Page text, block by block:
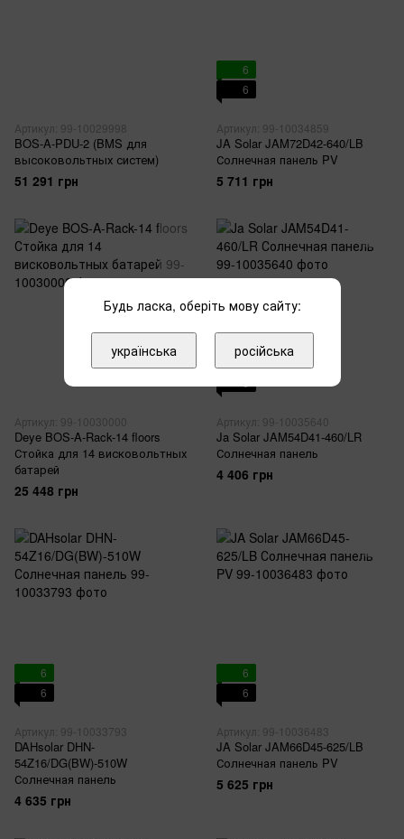
Артикул: 99-10029998
BOS-A-PDU-2 (BMS для
высоковольтных систем)
51 291 грн
6
6
Артикул: 99-10034859
JA Solar JAM72D42-640/LB
Солнечная панель PV
5 711 грн
Артикул: 99-10030000
Deye BOS-A-Rack-14 floors
Стойка для 14 висковольтных
батарей
25 448 грн
Артикул: 99-10035640
Ja Solar JAM54D41-460/LR
Солнечная панель
4 406 грн
6
6
Артикул: 99-10033793
DAHsolar DHN-
54Z16/DG(BW)-510W
Солнечная панель
4 635 грн
6
6
Артикул: 99-10036483
JA Solar JAM66D45-625/LB
Солнечная панель PV
5 625 грн
Будь ласка, оберіть мову сайту:
українська російська